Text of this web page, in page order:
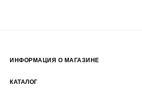
ИНФОРМАЦИЯ О МАГАЗИНЕ
Сб-Вс: 10:00 - 17:00
КАТАЛОГ